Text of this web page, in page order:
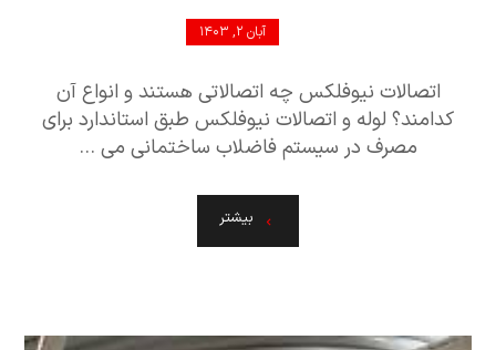
آبان ۲, ۱۴۰۳
اتصالات نیوفلکس چه اتصالاتی هستند و انواع آن
کدامند؟ لوله و اتصالات نیوفلکس طبق استاندارد برای
مصرف در سیستم فاضلاب ساختمانی می ...
بیشتر